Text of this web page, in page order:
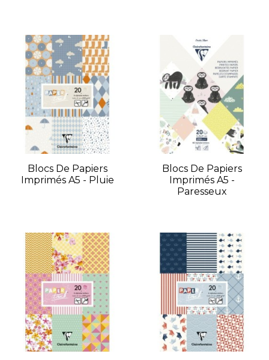
Blocs De Papiers
Imprimés A5 - Pluie
Blocs De Papiers
Imprimés A5 -
Paresseux